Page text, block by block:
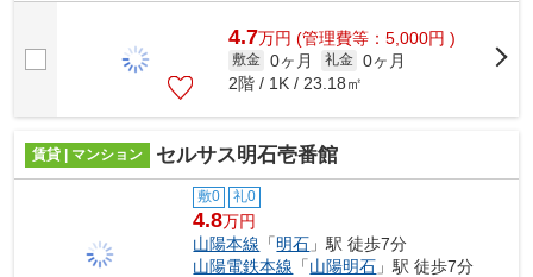
4.7万円 (管理費等：5,000円 )
敷金 0ヶ月 礼金 0ヶ月
2階 / 1K / 23.18㎡
賃貸 | マンション セルサス明石壱番館
敷0 礼0
4.8万円
山陽本線 「明石 」駅 徒歩7分
山陽電鉄本線 「山陽明石 」駅 徒歩7分